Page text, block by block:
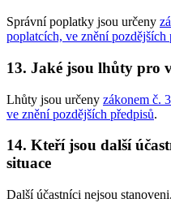
Správní poplatky jsou určeny
poplatcích, ve znění pozdějších
13. Jaké jsou lhůty pro
Lhůty jsou určeny zákonem č.
ve znění pozdějších předpisů.
14. Kteří jsou další
situace
Další účastníci nejsou stanoveni.